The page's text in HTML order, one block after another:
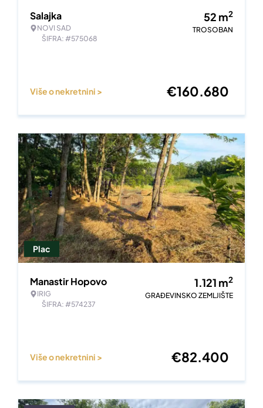
Salajka
NOVI SAD
ŠIFRA: #575068
52 m2
TROSOBAN
Više o nekretnini > €160.680
Plac
Manastir Hopovo
IRIG
ŠIFRA: #574237
1.121 m2
GRAĐEVINSKO ZEMLJIŠTE
Više o nekretnini > €82.400